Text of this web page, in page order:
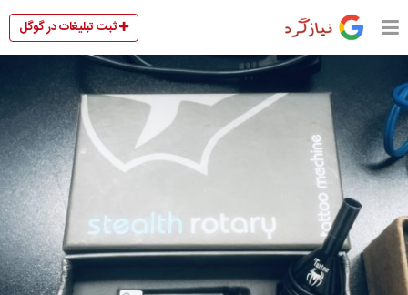
ثبت تبلیغات در گوگل